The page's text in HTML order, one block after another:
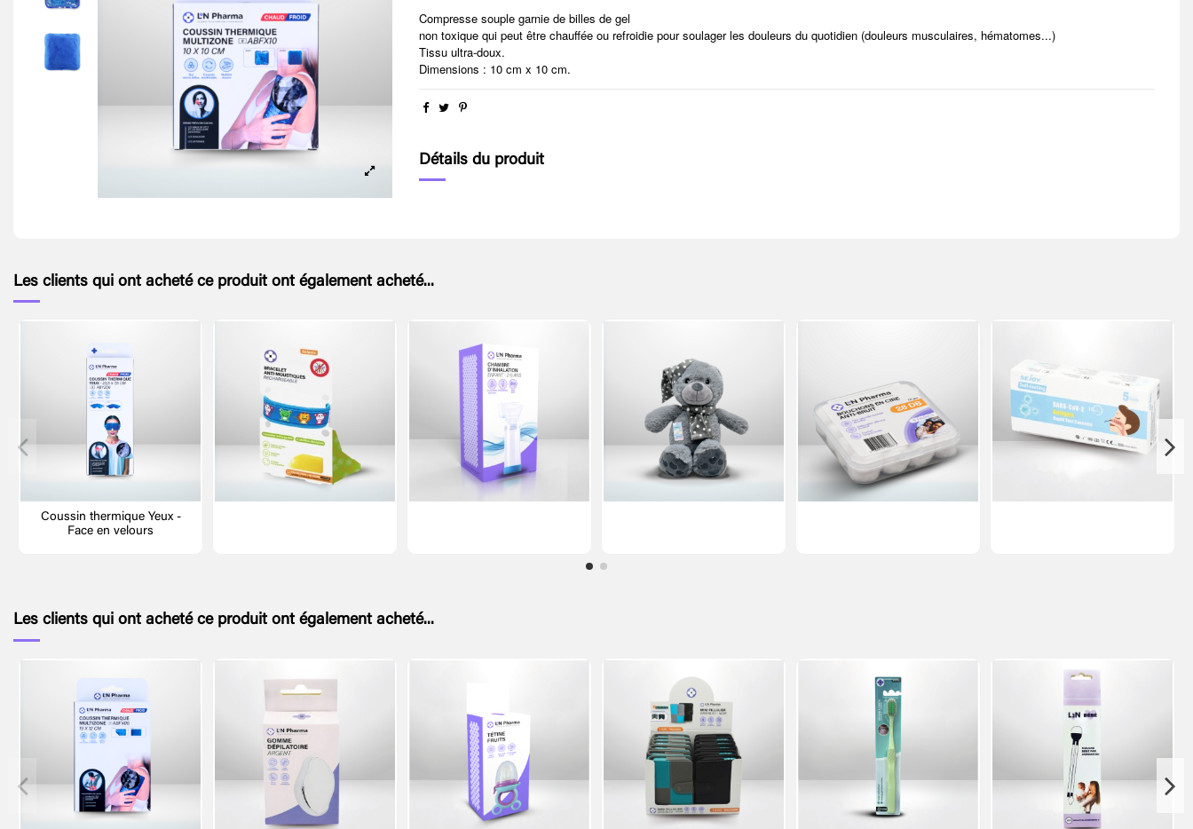
Compresse souple garnie de billes de gel
non toxique qui peut être chauffée ou refroidie pour soulager les douleurs du quotidien (douleurs musculaires, hématomes...)
Tissu ultra-doux.
Dimensions : 10 cm x 10 cm.
Détails du produit
Les clients qui ont acheté ce produit ont également acheté...
Coussin thermique Yeux -
Face en velours
Les clients qui ont acheté ce produit ont également acheté...